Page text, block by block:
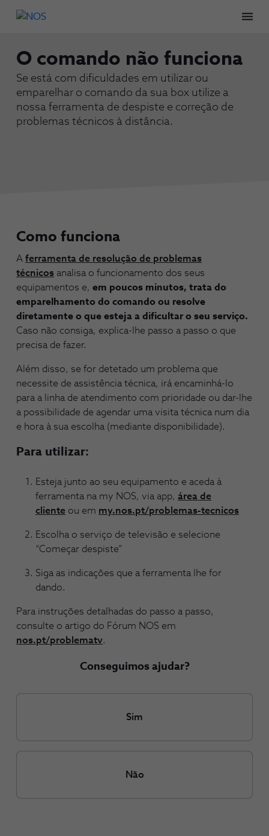
O comando não funciona
Se está com dificuldades em utilizar ou
emparelhar o comando da sua box utilize a
nossa ferramenta de despiste e correção de
problemas técnicos à distância.
Como funciona
A ferramenta de resolução de problemas
técnicos analisa o funcionamento dos seus
equipamentos e, em poucos minutos, trata do
emparelhamento do comando ou resolve
diretamente o que esteja a dificultar o seu serviço.
Caso não consiga, explica-lhe passo a passo o que
precisa de fazer.
Além disso, se for detetado um problema que
necessite de assistência técnica, irá encaminhá-lo
para a linha de atendimento com prioridade ou dar-lhe
a possibilidade de agendar uma visita técnica num dia
e hora à sua escolha (mediante disponibilidade).
Para utilizar:
Esteja junto ao seu equipamento e aceda à
ferramenta na my NOS, via app, área de
cliente ou em my.nos.pt/problemas-tecnicos
Escolha o serviço de televisão e selecione
“Começar despiste”
Siga as indicações que a ferramenta lhe for
dando.
Para instruções detalhadas do passo a passo,
consulte o artigo do Fórum NOS em
nos.pt/problematv.
Conseguimos ajudar?
Sim
Não